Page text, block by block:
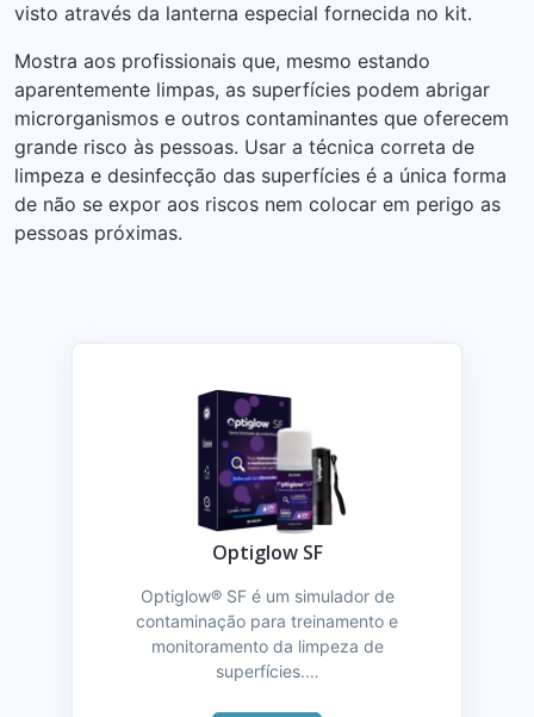
visto através da lanterna especial fornecida no kit.
Mostra aos profissionais que, mesmo estando
aparentemente limpas, as superfícies podem abrigar
microrganismos e outros contaminantes que oferecem
grande risco às pessoas. Usar a técnica correta de
limpeza e desinfecção das superfícies é a única forma
de não se expor aos riscos nem colocar em perigo as
pessoas próximas.
Optiglow SF
Optiglow® SF é um simulador de
contaminação para treinamento e
monitoramento da limpeza de
superfícies.…